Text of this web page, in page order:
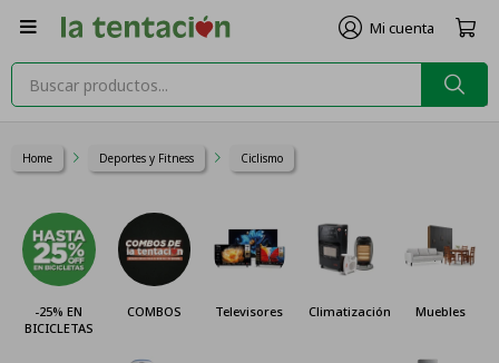

Home Deportes y Fitness Ciclismo
-25% EN
BICICLETAS
COMBOS Televisores Climatización Muebles